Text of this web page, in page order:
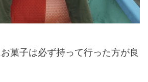
菓子は必ず持って行った方が良